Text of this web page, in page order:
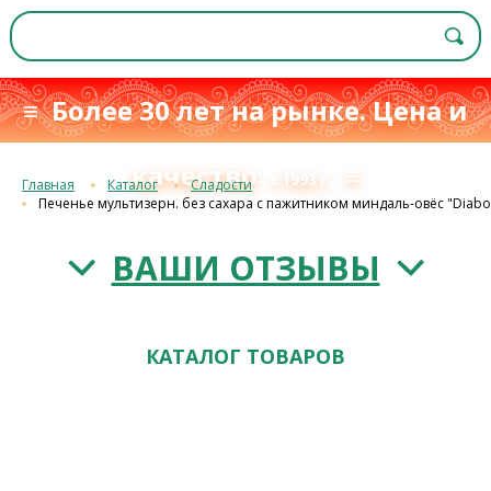
≡ Более 30 лет на рынке. Цена и
качество
с 1993 г. ≡
Главная Каталог
Сладости
Печенье мультизерн. без сахара с пажитником миндаль-овёс
ВАШИ ОТЗЫВЫ
КАТАЛОГ ТОВАРОВ